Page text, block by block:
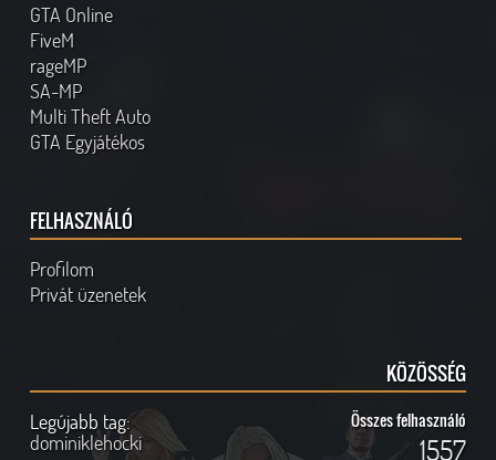
GTA Online
FiveM
rageMP
SA-MP
Multi Theft Auto
GTA Egyjátékos
FELHASZNÁLÓ
Profilom
Privát üzenetek
KÖZÖSSÉG
Legújabb tag:
dominiklehocki
Összes felhasználó
1557